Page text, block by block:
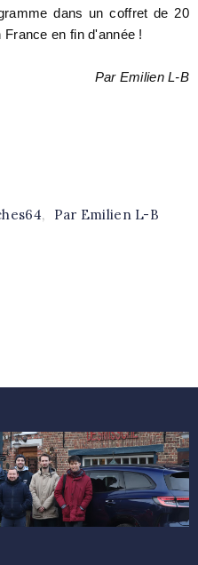
dans un coffret de 20
en fin d'année !
Par Emilien L-B
, Par Emilien L-B